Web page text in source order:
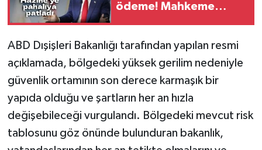
ödeme! Mahkeme
ABD Dışişleri Bakanlığı tarafından yapılan resmi
açıklamada, bölgedeki yüksek gerilim nedeniyle
güvenlik ortamının son derece karmaşık bir
yapıda olduğu ve şartların her an hızla
değişebileceği vurgulandı. Bölgedeki mevcut risk
tablosunu göz önünde bulunduran bakanlık,